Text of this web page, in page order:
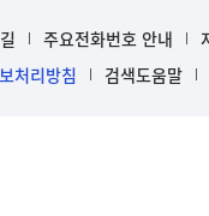
주요전화번호 안내
처리방침
검색도움말